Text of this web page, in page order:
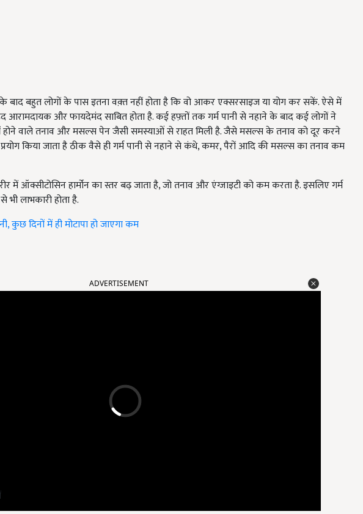
बहुत लोगों के पास इतना वक़्त नहीं होता है कि वो आकर एक्सरसाइज या योग कर सकें. ऐसे में
आरामदायक और फायदेमंद साबित होता है. कई हफ़्तों तक गर्म पानी से नहाने के बाद कई लोगों ने
होने वाले तनाव और मसल्स पेन जैसी समस्याओं से राहत मिली है. जैसे मसल्स के तनाव को दूर करने
किया जाता है ठीक वैसे ही गर्म पानी से नहाने से कंधे, कमर, पैरों आदि की मसल्स का तनाव कम
में ऑक्सीटोसिन हार्मोन का स्तर बढ़ जाता है, जो तनाव और एंग्जाइटी को कम करता है. इसलिए गर्म
लाभकारी होता है.
कुछ दिनों में ही मोटापा हो जाएगा कम